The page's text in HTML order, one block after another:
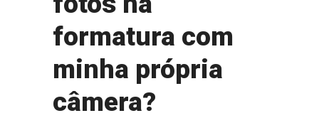
formatura com
minha própria
câmera?